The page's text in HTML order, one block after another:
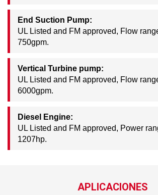
End Suction Pump:
UL Listed and FM approved, Flow
750gpm.
Vertical Turbine pump:
UL Listed and FM approved, Flow
6000gpm.
Diesel Engine:
UL Listed and FM approved, Power
1207hp.
APLICACIONES